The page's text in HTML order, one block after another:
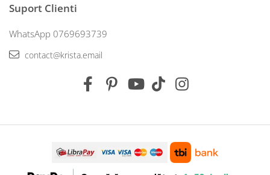
Suport Clienti
WhatsApp 0769693739
contact@krista.email